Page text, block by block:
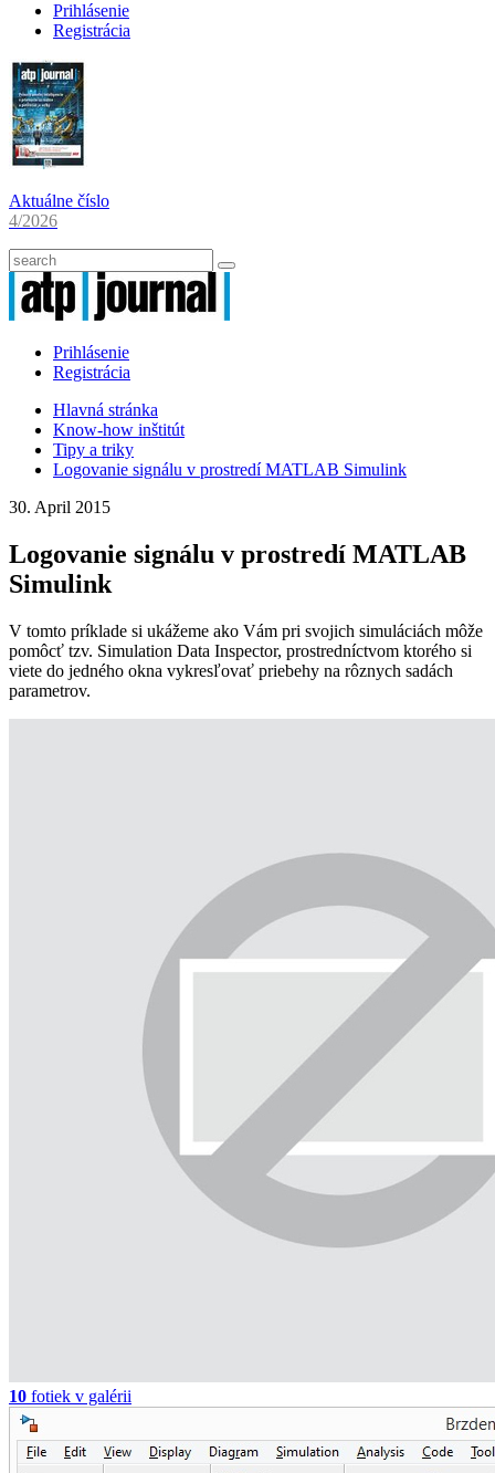
Prihlásenie
Registrácia
Aktuálne číslo
4/2026
Prihlásenie
Registrácia
Hlavná stránka
Know-how inštitút
Tipy a triky
Logovanie signálu v prostredí MATLAB Simulink
30. April 2015
Logovanie signálu v prostredí MATLAB
Simulink
V tomto príklade si ukážeme ako Vám pri svojich simuláciách môže
pomôcť tzv. Simulation Data Inspector, prostredníctvom ktorého si
viete do jedného okna vykresľovať priebehy na rôznych sadách
parametrov.
10 fotiek v galérii